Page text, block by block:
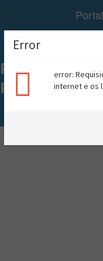
Menu
PREFEITURA
RIACHÃO
Error
error:
internet e os